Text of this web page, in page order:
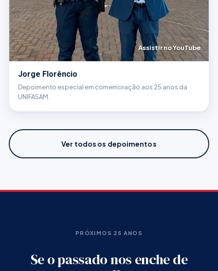
Assistir no YouTube
Jorge Florêncio
Depoimento especial em comemoração aos 25 anos da
UNIFASAM.
Ver todos os depoimentos
PRÓXIMOS 25 ANOS
Se o passado nos enche de